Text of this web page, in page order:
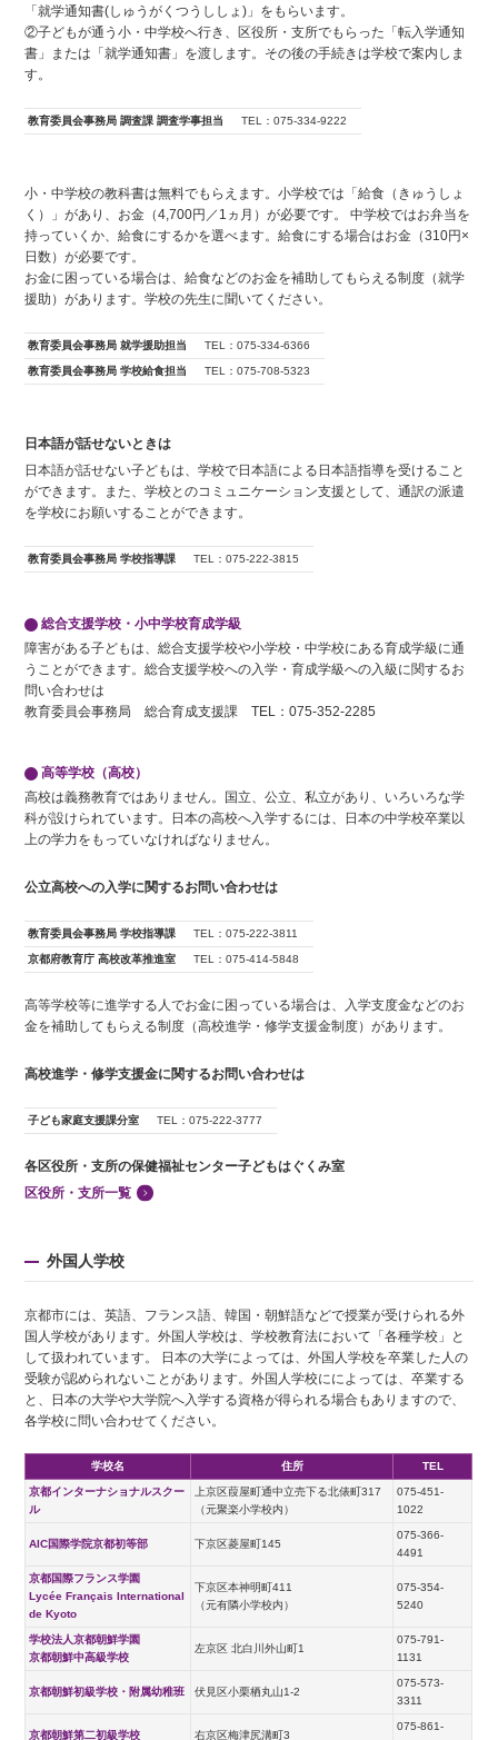
「就学通知書(しゅうがくつうししょ)」をもらいます。
②子どもが通う小・中学校へ行き、区役所・支所でもらった「転入学通知
書」または「就学通知書」を渡します。その後の手続きは学校で案内しま
す。
教育委員会事務局 調査課 調査学事担当 TEL：075-334-9222
小・中学校の教科書は無料でもらえます。小学校では「給食（きゅうしょ
く）」があり、お金（4,700円／1ヵ月）が必要です。 中学校ではお弁当を
持っていくか、給食にするかを選べます。給食にする場合はお金（310円×
日数）が必要です。
お金に困っている場合は、給食などのお金を補助してもらえる制度（就学
援助）があります。学校の先生に聞いてください。
教育委員会事務局 就学援助担当 TEL：075-334-6366
教育委員会事務局 学校給食担当 TEL：075-708-5323
日本語が話せないときは
日本語が話せない子どもは、学校で日本語による日本語指導を受けること
ができます。また、学校とのコミュニケーション支援として、通訳の派遣
を学校にお願いすることができます。
教育委員会事務局 学校指導課 TEL：075-222-3815
総合支援学校・小中学校育成学級
障害がある子どもは、総合支援学校や小学校・中学校にある育成学級に通
うことができます。総合支援学校への入学・育成学級への入級に関するお
問い合わせは
教育委員会事務局 総合育成支援課 TEL：075-352-2285
高等学校（高校）
高校は義務教育ではありません。国立、公立、私立があり、いろいろな学
科が設けられています。日本の高校へ入学するには、日本の中学校卒業以
上の学力をもっていなければなりません。
公立高校への入学に関するお問い合わせは
教育委員会事務局 学校指導課 TEL：075-222-3811
京都府教育庁 高校改革推進室 TEL：075-414-5848
高等学校等に進学する人でお金に困っている場合は、入学支度金などのお
金を補助してもらえる制度（高校進学・修学支援金制度）があります。
高校進学・修学支援金に関するお問い合わせは
子ども家庭支援課分室 TEL：075-222-3777
各区役所・支所の保健福祉センター子どもはぐくみ室
区役所・支所一覧
外国人学校
京都市には、英語、フランス語、韓国・朝鮮語などで授業が受けられる外
国人学校があります。外国人学校は、学校教育法において「各種学校」と
して扱われています。 日本の大学によっては、外国人学校を卒業した人の
受験が認められないことがあります。外国人学校にによっては、卒業する
と、日本の大学や大学院へ入学する資格が得られる場合もありますので、
各学校に問い合わせてください。
学校名 住所 TEL
京都インターナショナルスクー
ル
上京区葭屋町通中立売下る北俵町317
（元聚楽小学校内）
075-451-
1022
AIC国際学院京都初等部 下京区菱屋町145
075-366-
4491
京都国際フランス学園
Lycée Français International
de Kyoto
下京区本神明町411
（元有隣小学校内）
075-354-
5240
学校法人京都朝鮮学園
京都朝鮮中高級学校
左京区 北白川外山町1
075-791-
1131
京都朝鮮初級学校・附属幼稚班 伏見区小栗栖丸山1-2
075-573-
3311
京都朝鮮第二初級学校 右京区梅津尻溝町3
075-861-